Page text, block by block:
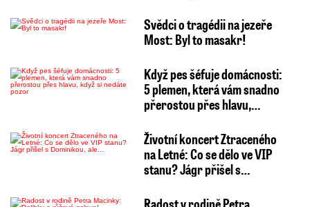
Svědci o tragédii na jezeře
Most: Byl to masakr!
Když pes šéfuje domácnosti:
5 plemen, která vám snadno
přerostou přes hlavu,…
Životní koncert Ztraceného
na Letné: Co se dělo ve VIP
stanu? Jágr přišel s…